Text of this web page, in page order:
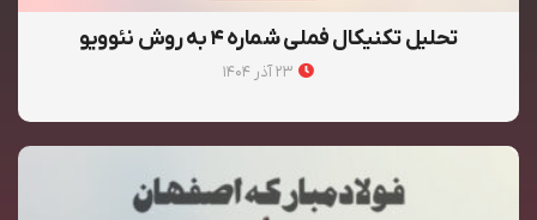
تحلیل تکنیکال فملی شماره ۴ به روش نئوویو